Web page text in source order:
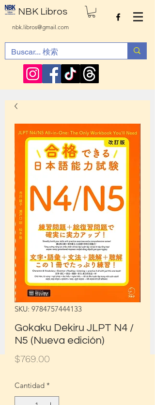
NBK Libros
nbk.libros@gmail.com
SKU: 9784757444133
Gokaku Dekiru JLPT N4 /
N5 (Nueva edición)
$769.00
Cantidad *